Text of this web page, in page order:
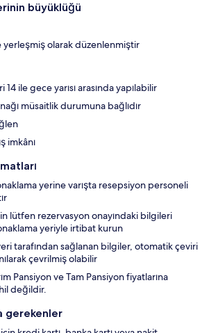
büyüklüğü
yerleşmiş olarak düzenlenmiştir
ile gece yarısı arasında yapılabilir
müsaitlik durumuna bağlıdır
imkânı
yerine varışta resepsiyon personeli
lütfen rezervasyon onayındaki bilgileri
yeriyle irtibat kurun
tarafından sağlanan bilgiler, otomatik çeviri
çevrilmiş olabilir
Pansiyon ve Tam Pansiyon fiyatlarına
değildir.
gerekenler